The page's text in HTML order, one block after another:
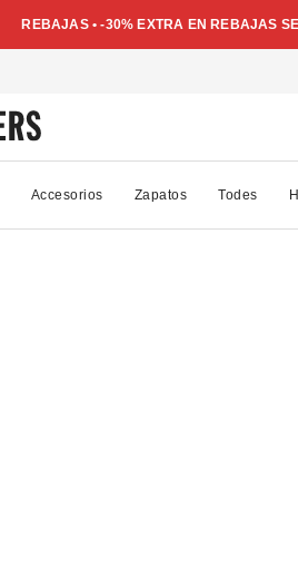
REBAJAS • -30% EXTRA EN REBAJAS
Accesorios Zapatos Todes